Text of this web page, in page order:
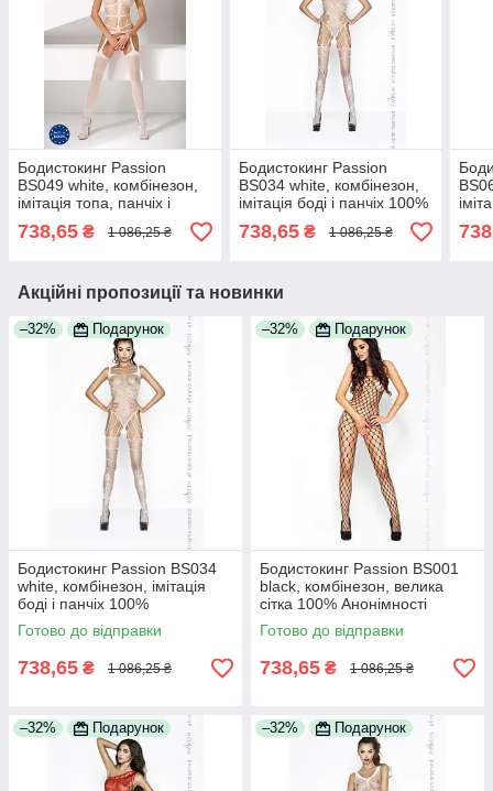
Бодистокинг Passion
BS049 white, комбінезон,
імітація топа, панчіх і
пояси 100% Анонімності
738,65 ₴ 1 086,25 ₴
Бодистокинг Passion
BS034 white, комбінезон,
імітація боді і панчіх 100%
738,65₴ 1 086,25 ₴
Акційні пропозиції та новинки
–32% Подарунок
Бодистокинг Passion BS034
white, комбінезон, імітація
боді і панчіх 100%
Анонімності
Готово до відправки
738,65 ₴ 1 086,25 ₴
–32% Подарунок
Бодистокинг Passion BS001
black, комбінезон, велика
сітка 100% Анонімності
Готово до відправки
738,65 ₴ 1 086,25 ₴
–32% Подарунок –32% Подарунок